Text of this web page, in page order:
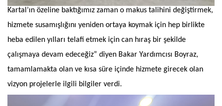
Kartal’ın özeline baktığımız zaman o makus talihini değiştirmek,
hizmete susamışlığını yeniden ortaya koymak için hep birlikte
heba edilen yılları telafi etmek için can hıraş bir şekilde
çalışmaya devam edeceğiz” diyen Bakar Yardımcısı Boyraz,
tamamlamakta olan ve kısa süre içinde hizmete girecek olan
vizyon projelerle ilgili bilgiler verdi.